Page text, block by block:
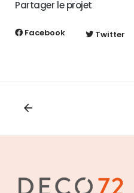
Partager le projet
Facebook Twitter